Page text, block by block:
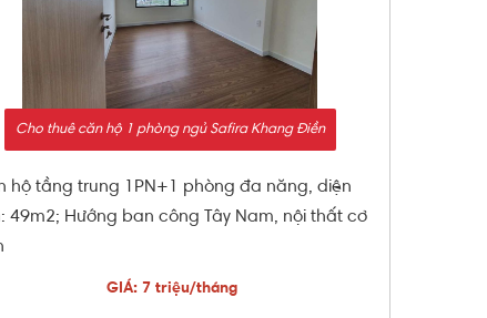
Cho thuê căn hộ 1 phòng ngủ Safira Khang Điền
hộ tầng trung 1PN+1 phòng đa năng, diện
49m2; Hướng ban công Tây Nam, nội thất cơ
GIÁ: 7 triệu/tháng